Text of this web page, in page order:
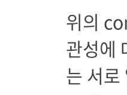
위의
관성에
는 서